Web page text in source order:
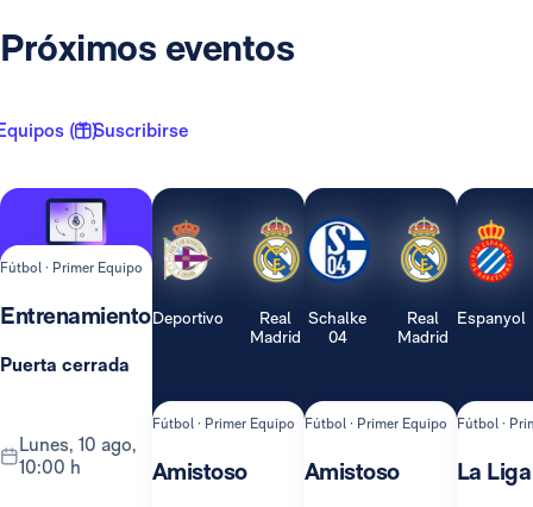
Próximos eventos
( 1 )Suscribirse
Fútbol · Primer Equipo
Entrenamiento
Puerta cerrada
lunes, 10 ago,
10:00 h
Deportivo
Real
Madrid
Fútbol · Primer Equipo
Amistoso
Schalke
04
Real
Madrid
Fútbol · Primer Equipo
Amistoso
Espanyol
Fútbol ·
La Liga